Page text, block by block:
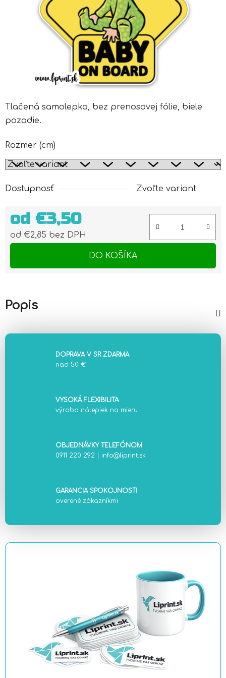
Tlačená samolepka, bez prenosovej fólie, biele
pozadie.
Rozmer (cm)
Dostupnosť Zvoľte variant
od €3,50
od €2,85 bez DPH
DO KOŠÍKA
Popis
DOPRAVA V SR ZDARMA
nad 50 €
VYSOKÁ FLEXIBILITA
výroba nálepiek na mieru
OBJEDNÁVKY TELEFÓNOM
0911 220 292
info@liprint.sk
GARANCIA SPOKOJNOSTI
overené zákazníkmi